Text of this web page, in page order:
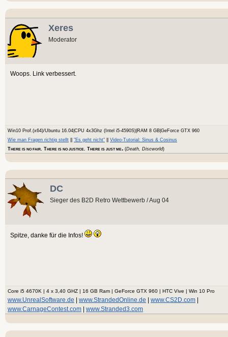
Xeres
Moderator
Woops. Link verbessert.
Win10 Prof.(x64)/Ubuntu 16.04|CPU 4x3Ghz (Intel i5-4590S)|RAM 8 GB|GeForce GTX 960
Wie man Fragen richtig stellt
"Es geht nicht"
Video-Tutorial: Sinus & Cosinus
THERE IS NO FAIR . THERE IS NO JUSTICE . THERE IS JUST ME. (Death, Discworld)
DC
Sieger des B2D Retro Wettbewerb / Aug 04
Spitze, danke für die Infos!
Core i5 4670K | 4 x 3,40 GHZ | 16 GB Ram | GeForce GTX 960 | HTC Vive | Win 10 Pro
www.UnrealSoftware.de www.StrandedOnline.de www.CS2D.com
www.CarnageContest.com
www.Stranded3.com